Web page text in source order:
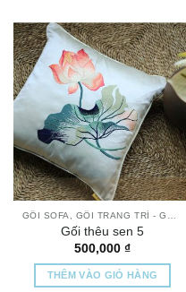
Gối thêu sen 5
500,000 ₫
THÊM VÀO GIỎ HÀNG